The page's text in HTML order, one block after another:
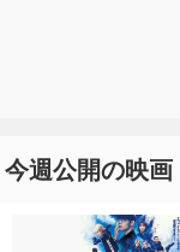
今週公開の映画